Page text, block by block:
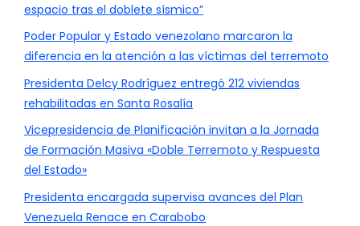
espacio tras el doblete sísmico”
Poder Popular y Estado venezolano marcaron la
diferencia en la atención a las víctimas del terremoto
Presidenta Delcy Rodríguez entregó 212 viviendas
rehabilitadas en Santa Rosalía
Vicepresidencia de Planificación invitan a la Jornada
de Formación Masiva «Doble Terremoto y Respuesta
del Estado»
Presidenta encargada supervisa avances del Plan
Venezuela Renace en Carabobo